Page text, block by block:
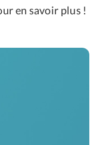
en savoir plus !